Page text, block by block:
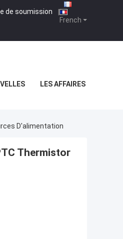
French
de soumission |
LES AFFAIRES
D'alimentation
Thermistor